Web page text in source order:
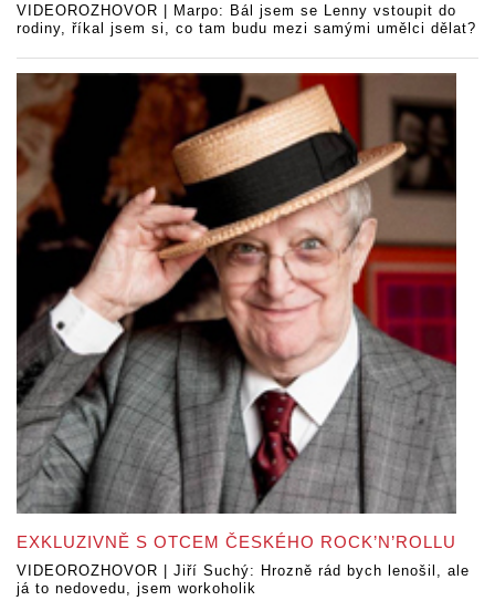
VIDEOROZHOVOR | Marpo: Bál jsem se Lenny vstoupit do
rodiny, říkal jsem si, co tam budu mezi samými umělci dělat?
EXKLUZIVNĚ S OTCEM ČESKÉHO ROCK’N’ROLLU
VIDEOROZHOVOR | Jiří Suchý: Hrozně rád bych lenošil, ale
já to nedovedu, jsem workoholik